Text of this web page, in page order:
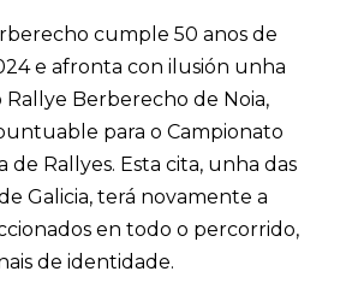
cumple 50 anos de
e afronta con ilusión unha
Rallye Berberecho de Noia,
para o Campionato
de Rallyes. Esta cita, unha das
Galicia, terá novamente a
en todo o percorrido,
de identidade.